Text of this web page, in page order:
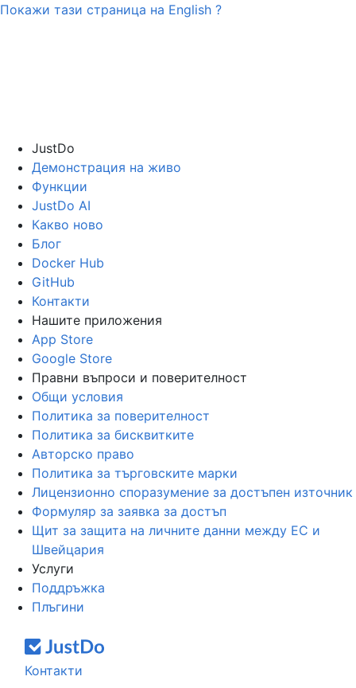
Покажи тази страница на English ?
JustDo
Демонстрация на живо
Функции
JustDo AI
Какво ново
Блог
Docker Hub
GitHub
Контакти
Нашите приложения
App Store
Google Store
Правни въпроси и поверителност
Общи условия
Политика за поверителност
Политика за бисквитките
Авторско право
Политика за търговските марки
Лицензионно споразумение за достъпен източник
Формуляр за заявка за достъп
Щит за защита на личните данни между ЕС и
Швейцария
Услуги
Поддръжка
Плъгини
Контакти